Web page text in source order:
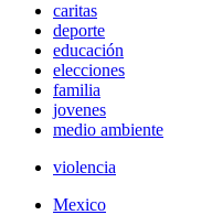
caritas
deporte
educación
elecciones
familia
jovenes
medio ambiente
violencia
Mexico